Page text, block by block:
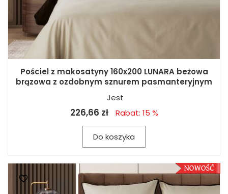
Pościel z makosatyny 160x200 LUNARA beżowa
brązowa z ozdobnym sznurem pasmanteryjnym
Jest
226,66 zł Rabat: 15 %
Do koszyka